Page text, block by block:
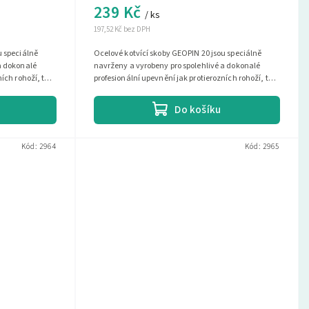
speciálně
dokonalé
rohoží, tak
197,52 Kč bez DPH
239 Kč/ ks
Do košíku
Ocelové kotvící skoby GEOPIN 20 jsou speciálně
navrženy a vyrobeny pro spolehlivé a dokonalé
profesionální upevnění jak protierozních rohoží, tak
Kód: 2964 Kód: 2965